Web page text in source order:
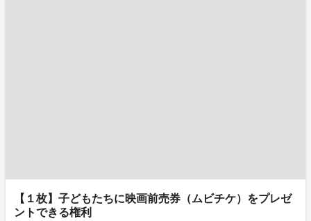
【１枚】子どもたちに映画前売券（ムビチケ）をプレゼ
ントできる権利